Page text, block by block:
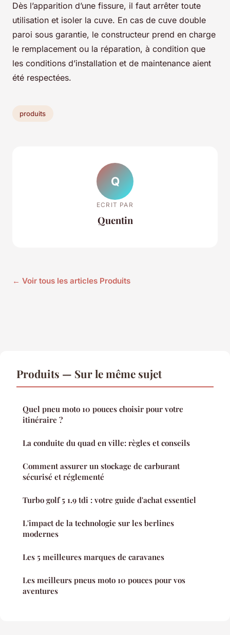
Dès l’apparition d’une fissure, il faut arrêter toute
utilisation et isoler la cuve. En cas de cuve double
paroi sous garantie, le constructeur prend en charge
le remplacement ou la réparation, à condition que
les conditions d’installation et de maintenance aient
été respectées.
produits
Q
ECRIT PAR
Quentin
← Voir tous les articles Produits
Produits — Sur le même sujet
Quel pneu moto 10 pouces choisir pour votre
itinéraire ?
La conduite du quad en ville: règles et conseils
Comment assurer un stockage de carburant
sécurisé et réglementé
Turbo golf 5 1.9 tdi : votre guide d'achat essentiel
L'impact de la technologie sur les berlines
modernes
Les 5 meilleures marques de caravanes
Les meilleurs pneus moto 10 pouces pour vos
aventures